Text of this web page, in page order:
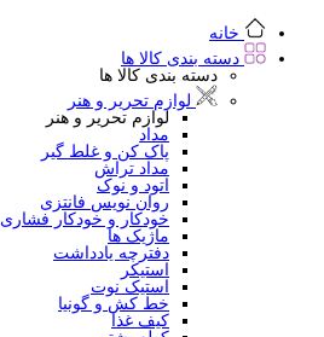
خانه
دسته بندی کالا ها
دسته بندی کالا ها
لوازم تحریر و هنر
لوازم تحریر و هنر
مداد
پاک کن و غلط گیر
مداد تراش
اتود و نوک
روان نویس فانتزی
خودکار و خودکار فشاری
ماژیک ها
دفترچه یادداشت
استیکر
استیک نوت
خط کش و گونیا
کیف غذا